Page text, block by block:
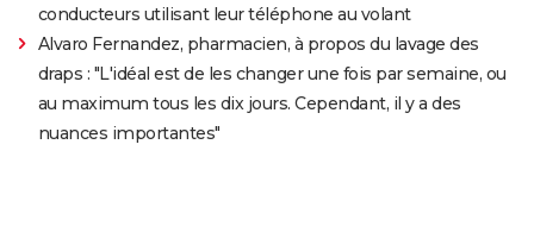
conducteurs utilisant leur téléphone au volant
Alvaro Fernandez, pharmacien, à propos du lavage des
draps : "L'idéal est de les changer une fois par semaine, ou
au maximum tous les dix jours. Cependant, il y a des
nuances importantes"